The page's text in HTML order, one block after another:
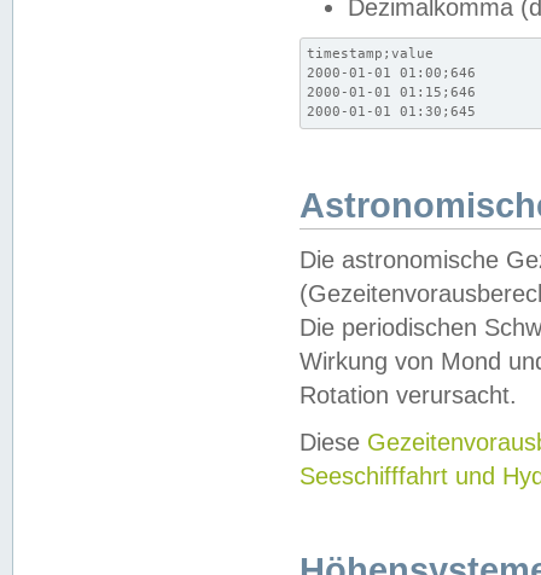
Dezimalkomma
timestamp;value
2000-01-01 01:00;646
2000-01-01 01:15;646
2000-01-01 01:30;645
Die astronomische
Die periodischen
Wirkung von Mond
Rotation verursacht.
Diese
Seeschifffahrt und